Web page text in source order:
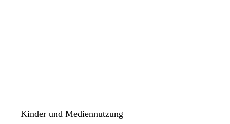
Kinder und Mediennutzung